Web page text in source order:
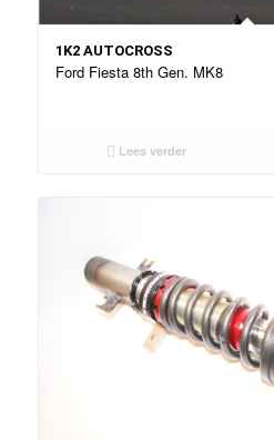
1K2 AUTOCROSS
Ford Fiesta 8th Gen. MK8
Lees verder